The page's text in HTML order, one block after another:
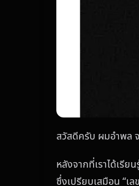
สวัสดีครับ ผมอำพล
หลังจากที่เราได้เรีย
ซึ่งเปรียบเสมือน “เ